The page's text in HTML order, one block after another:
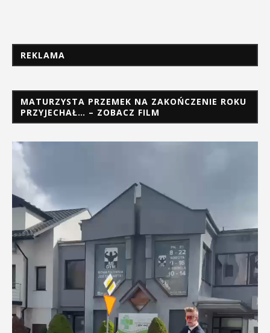
REKLAMA
MATURZYSTA PRZEMEK NA ZAKOŃCZENIE ROKU
PRZYJECHAŁ… – ZOBACZ FILM
Odtwarzacz